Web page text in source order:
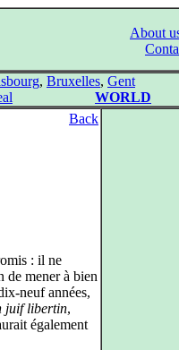
About
, Bruxelles, Gent
WORLD
Back
: il ne
de mener à bien
années,
juif libertin,
également